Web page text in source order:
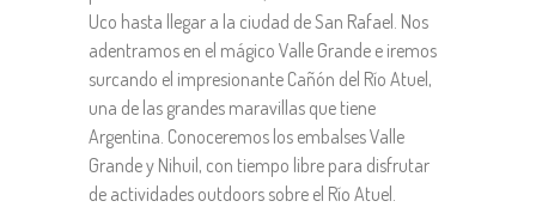
Uco hasta llegar a la ciudad de San Rafael. Nos
adentramos en el mágico Valle Grande e iremos
surcando el impresionante Cañón del Río Atuel,
una de las grandes maravillas que tiene
Argentina. Conoceremos los embalses Valle
Grande y Nihuil, con tiempo libre para disfrutar
de actividades outdoors sobre el Río Atuel.